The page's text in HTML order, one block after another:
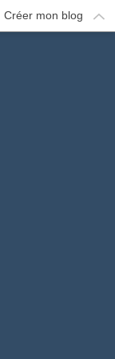
Créer mon blog